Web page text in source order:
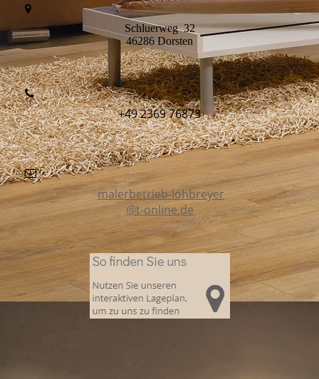
Schluerweg 32
46286 Dorsten
+49 2369 76873
malerbetrieb-lohbreyer
@t-online.de